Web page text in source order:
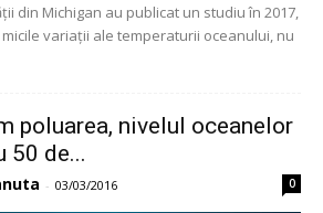
din Michigan au publicat un studiu în 2017,
variații ale temperaturii oceanului, nu
poluarea, nivelul oceanelor
50 de...
- 03/03/2016 0